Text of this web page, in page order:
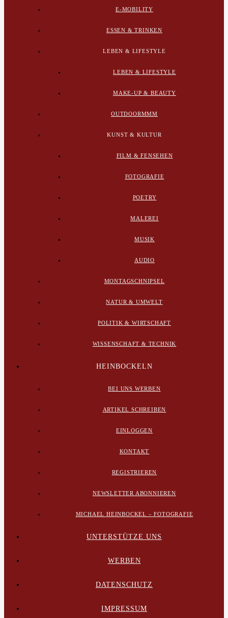
E-MOBILITY
ESSEN & TRINKEN
LEBEN & LIFESTYLE
LEBEN & LIFESTYLE
MAKE-UP & BEAUTY
OUTDOORMMM
KUNST & KULTUR
FILM & FENSEHEN
FOTOGRAFIE
POETRY
MALEREI
MUSIK
AUDIO
MONTAGSCHNIPSEL
NATUR & UMWELT
POLITIK & WIRTSCHAFT
WISSENSCHAFT & TECHNIK
HEINBOCKELN
BEI UNS WERBEN
ARTIKEL SCHREIBEN
EINLOGGEN
KONTAKT
REGISTRIEREN
NEWSLETTER ABONNIEREN
MICHAEL HEINBOCKEL – FOTOGRAFIE
UNTERSTÜTZE UNS
WERBEN
DATENSCHUTZ
IMPRESSUM